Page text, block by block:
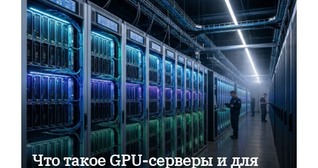
Что такое GPU-серверы и для